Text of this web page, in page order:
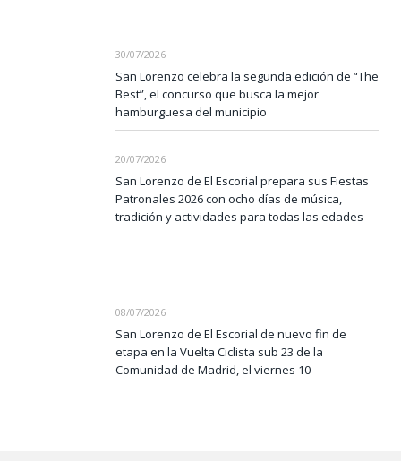
30/07/2026
San Lorenzo celebra la segunda edición de “The
Best”, el concurso que busca la mejor
hamburguesa del municipio
20/07/2026
San Lorenzo de El Escorial prepara sus Fiestas
Patronales 2026 con ocho días de música,
tradición y actividades para todas las edades
08/07/2026
San Lorenzo de El Escorial de nuevo fin de
etapa en la Vuelta Ciclista sub 23 de la
Comunidad de Madrid, el viernes 10